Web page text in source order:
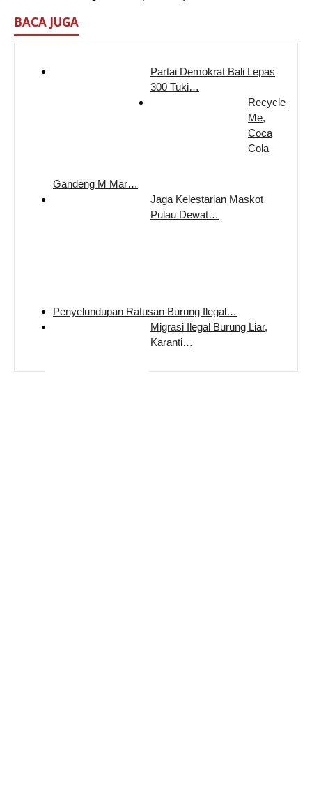
BACA JUGA
Partai Demokrat Bali Lepas
300 Tuki…
Recycle
Me,
Coca
Cola
Gandeng M Mar…
Jaga Kelestarian Maskot
Pulau Dewat…
Penyelundupan Ratusan Burung Ilegal…
Migrasi Ilegal Burung Liar,
Karanti…